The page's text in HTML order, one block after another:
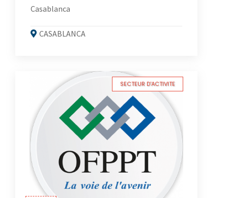
Casablanca
CASABLANCA
SECTEUR D'ACTIVITE